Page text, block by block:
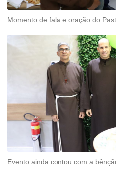
Momento de fala e oração do
Evento ainda contou com a